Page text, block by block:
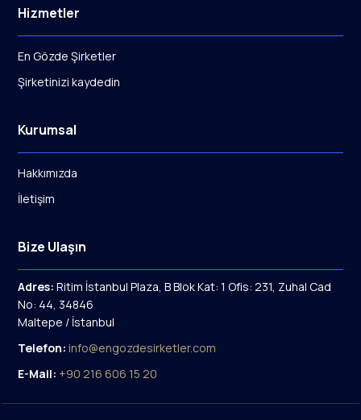
Hizmetler
En Gözde Şirketler
Şirketinizi kaydedin
Kurumsal
Hakkımızda
İletişim
Bize Ulaşın
Adres: Ritim İstanbul Plaza, B Blok Kat: 1 Ofis: 231, Zuhal Cad
No: 44, 34846
Maltepe / İstanbul
Telefon: info@engozdesirketler.com
E-Mail: +90 216 606 15 20